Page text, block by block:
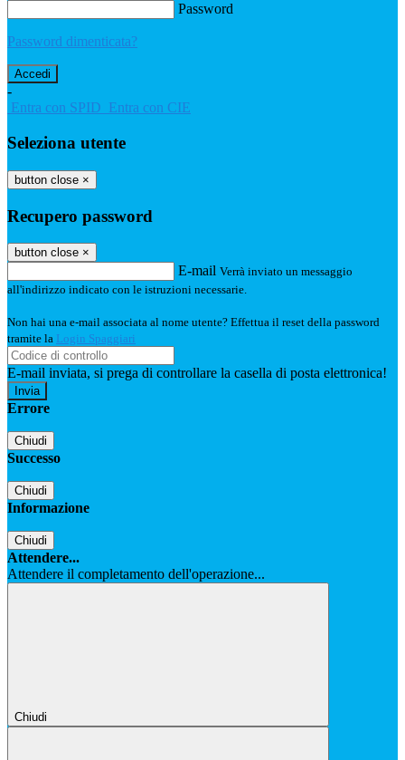
Password
Password dimenticata?
-
Entra con SPID Entra con CIE
Seleziona utente
button close ×
Recupero password
button close ×
E-mail Verrà inviato un messaggio
all'indirizzo indicato con le istruzioni necessarie.
Non hai una e-mail associata al nome utente? Effettua il reset della password
tramite la Login Spaggiari
E-mail inviata, si prega di controllare la casella di posta elettronica!
Errore
Chiudi
Successo
Chiudi
Informazione
Chiudi
Attendere...
Attendere il completamento dell'operazione...
Chiudi